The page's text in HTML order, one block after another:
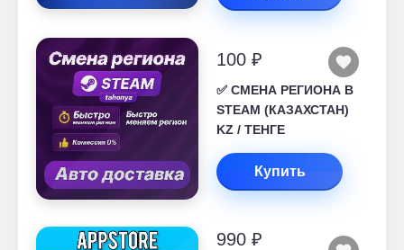
100 ₽
✅ СМЕНА РЕГИОНА В
STEAM (КАЗАХСТАН)
KZ / ТЕНГЕ
Купить
990 ₽